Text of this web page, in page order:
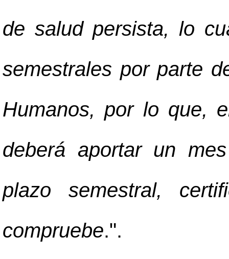
de salud persista, lo
semestrales por parte
Humanos, por lo que,
deberá aportar un
plazo semestral,
compruebe.".